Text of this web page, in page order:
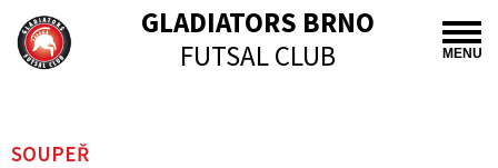
MENU
GLADIATORS BRNO
FUTSAL CLUB
SOUPEŘ